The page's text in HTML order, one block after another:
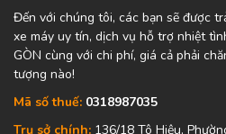
Đến với chúng tôi, các bạn sẽ được
xe máy uy tín, dịch vụ hỗ trợ nhiệt
GÒN cùng với chi phí, giá cả phải
tượng nào!
Mã số thuế: 0318987035
Trụ sở chính: 136/18 Tô Hiệu,